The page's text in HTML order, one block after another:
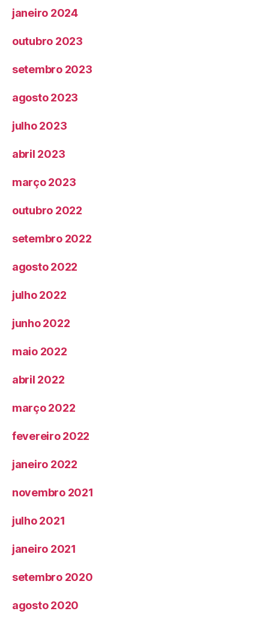
janeiro 2024
outubro 2023
setembro 2023
agosto 2023
julho 2023
abril 2023
março 2023
outubro 2022
setembro 2022
agosto 2022
julho 2022
junho 2022
maio 2022
abril 2022
março 2022
fevereiro 2022
janeiro 2022
novembro 2021
julho 2021
janeiro 2021
setembro 2020
agosto 2020